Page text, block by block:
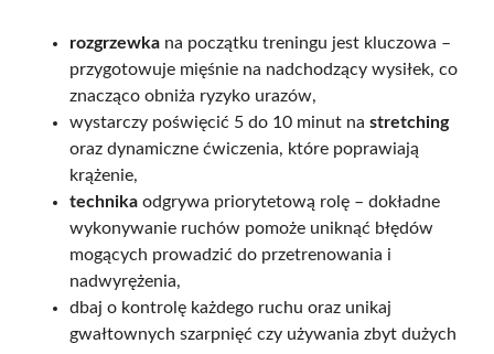
rozgrzewka na początku treningu jest kluczowa –
przygotowuje mięśnie na nadchodzący wysiłek, co
znacząco obniża ryzyko urazów,
wystarczy poświęcić 5 do 10 minut na stretching
oraz dynamiczne ćwiczenia, które poprawiają
krążenie,
technika odgrywa priorytetową rolę – dokładne
wykonywanie ruchów pomoże uniknąć błędów
mogących prowadzić do przetrenowania i
nadwyrężenia,
dbaj o kontrolę każdego ruchu oraz unikaj
gwałtownych szarpnięć czy używania zbyt dużych